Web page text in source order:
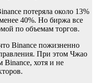
потеряла около 13%
40%. Но биржа все
по объемам торгов.
Binance пожизненно
При этом Чжао
Binance, хотя и не